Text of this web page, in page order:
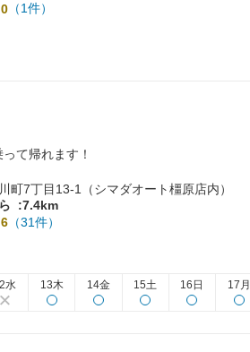
（1件）
て帰れます！
町7丁目13-1（シマダオート橿原店内）
:7.4km
（31件）
水 13木 14金 15土 16日 17月